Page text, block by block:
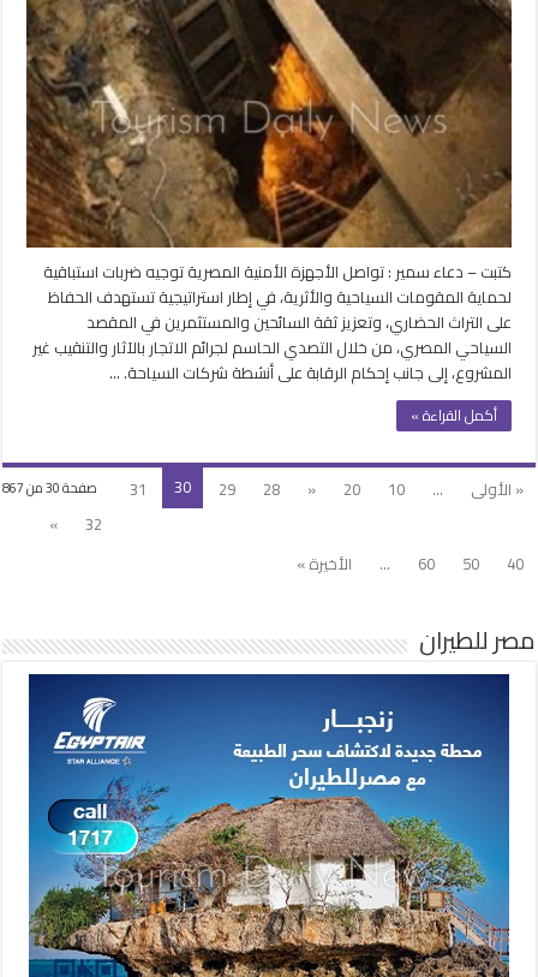
كتبت – دعاء سمير : تواصل الأجهزة الأمنية المصرية توجيه ضربات استباقية
لحماية المقومات السياحية والأثرية، في إطار استراتيجية تستهدف الحفاظ
على التراث الحضاري، وتعزيز ثقة السائحين والمستثمرين في المقصد
السياحي المصري، من خلال التصدي الحاسم لجرائم الاتجار بالآثار والتنقيب غير
المشروع، إلى جانب إحكام الرقابة على أنشطة شركات السياحة. …
أكمل القراءة »
صفحة 30 من 867 « الأولى ...
10
20
«
28
29
30
31
32
»
40
50
60
... الأخيرة »
مصر للطيران